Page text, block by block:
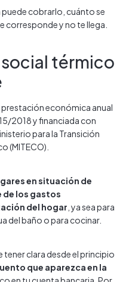
cobrarlo, cuánto se
corresponde y no te llega.
térmico
prestación económica anual
2018 y financiada con
para la Transición
(MITECO).
en situación de
los gastos
del hogar , ya sea para
del baño o para cocinar.
clara desde el principio
que aparezca en la